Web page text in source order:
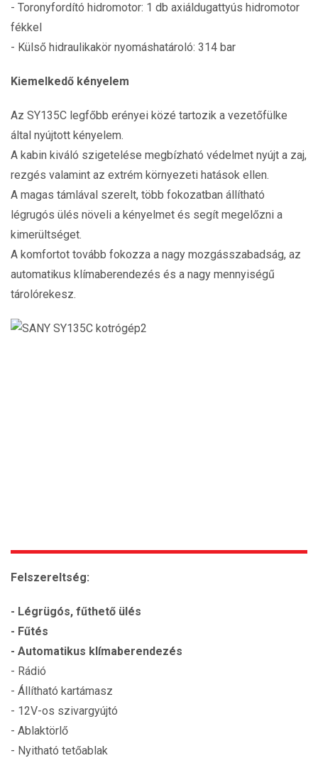
- Toronyfordító hidromotor: 1 db axiáldugattyús hidromotor
fékkel
- Külső hidraulikakör nyomáshatároló: 314 bar
Kiemelkedő kényelem
Az SY135C legfőbb erényei közé tartozik a vezetőfülke
által nyújtott kényelem.
A kabin kiváló szigetelése megbízható védelmet nyújt a zaj,
rezgés valamint az extrém környezeti hatások ellen.
A magas támlával szerelt, több fokozatban állítható
légrugós ülés növeli a kényelmet és segít megelőzni a
kimerültséget.
A komfortot tovább fokozza a nagy mozgásszabadság, az
automatikus klímaberendezés és a nagy mennyiségű
tárolórekesz.
Felszereltség:
- Légrügós, fűthető ülés
- Fűtés
- Automatikus klímaberendezés
- Rádió
- Állítható kartámasz
- 12V-os szivargyújtó
- Ablaktörlő
- Nyitható tetőablak